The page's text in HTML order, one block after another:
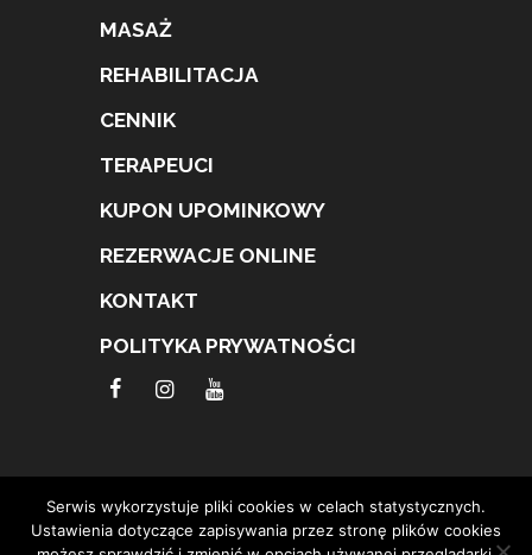
MASAŻ
REHABILITACJA
CENNIK
TERAPEUCI
KUPON UPOMINKOWY
REZERWACJE ONLINE
KONTAKT
POLITYKA PRYWATNOŚCI
Serwis wykorzystuje pliki cookies w celach statystycznych.
Ustawienia dotyczące zapisywania przez stronę plików cookies